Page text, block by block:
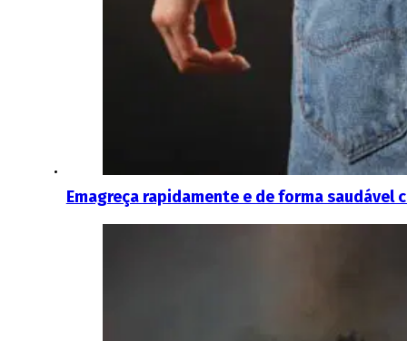
Emagreça rapidamente e de forma saudável